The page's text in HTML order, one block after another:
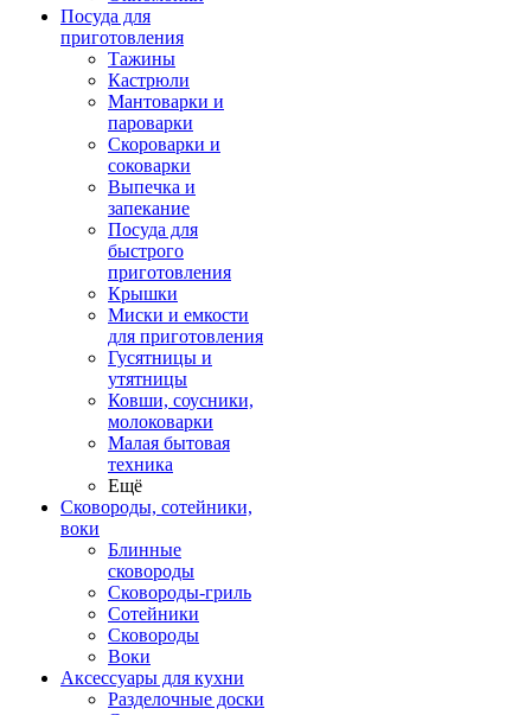
Посуда для
приготовления
Тажины
Кастрюли
Мантоварки и
пароварки
Скороварки и
соковарки
Выпечка и
запекание
Посуда для
быстрого
приготовления
Крышки
Миски и емкости
для приготовления
Гусятницы и
утятницы
Ковши, соусники,
молоковарки
Малая бытовая
техника
Ещё
Сковороды, сотейники,
воки
Блинные
сковороды
Сковороды-гриль
Сотейники
Сковороды
Воки
Аксессуары для кухни
Разделочные доски